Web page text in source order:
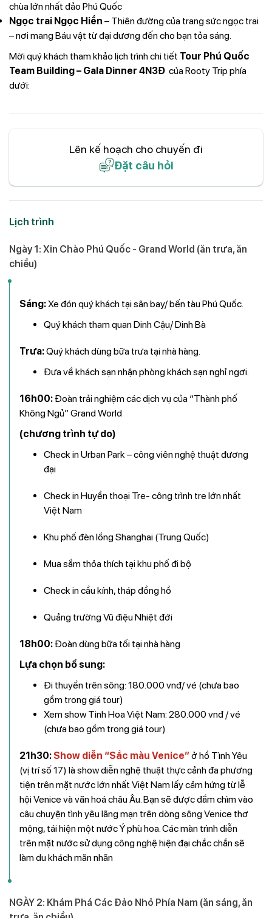
chùa lớn nhất đảo Phú Quốc
Ngọc trai Ngọc Hiền – Thiên đường của trang sức ngọc trai
– nơi mang Báu vật từ đại dương đến cho bạn tỏa sáng.
Mời quý khách tham khảo lịch trình chi tiết Tour Phú Quốc
Team Building – Gala Dinner 4N3Đ của Rooty Trip phía
dưới:
Lên kế hoạch cho chuyến đi
Đặt câu hỏi
Lịch trình
Ngày 1: Xin Chào Phú Quốc - Grand World (ăn trưa, ăn
chiều)
Sáng:Xe đón quý khách tại sân bay/ bến tàu Phú Quốc.
Quý khách tham quan Dinh Cậu/ Dinh Bà
Trưa:Quý khách dùng bữa trưa tại nhà hàng.
Đưa về khách sạnnhận phòng khách sạn nghỉ ngơi.
16h00: Đoàn trải nghiệm các dịch vụ của “Thành phố
Không Ngủ” Grand World
(chương trình tự do)
Check in Urban Park – công viên nghệ thuật đương
đại
Check in Huyền thoại Tre- công trình tre lớn nhất
Việt Nam
Khu phố đèn lồng Shanghai (Trung Quốc)
Mua sắm thỏa thích tại khu phố đi bộ
Check in cầu kính, tháp đồng hồ
Quảng trường Vũ điệu Nhiệt đới
18h00: Đoàn dùng bữa tối tại nhà hàng
Lựa chọn bổ sung:
Đi thuyền trên sông: 180.000 vnđ/ vé (chưa bao
gồm trong giá tour)
Xem show Tinh Hoa Việt Nam: 280.000 vnđ / vé
(chưa bao gồm trong giá tour)
21h30: Show diễn “Sắc màu Venice”ở hồ Tình Yêu
(vị trí số 17) là show diễn nghệ thuật thực cảnh đa phương
tiện trên mặt nước lớn nhất Việt Nam lấy cảm hứng từ lễ
hội Venice và văn hoá châu Âu. Bạn sẽ được đắm chìm vào
câu chuyện tình yêu lãng mạn trên dòng sông Venice thơ
mộng, tái hiện một nước Ý phù hoa. Các màn trình diễn
trên mặt nước sử dụng công nghệ hiện đại chắc chắn sẽ
làm du khách mãn nhãn
NGÀY 2: Khám Phá Các Đảo Nhỏ Phía Nam (ăn sáng, ăn